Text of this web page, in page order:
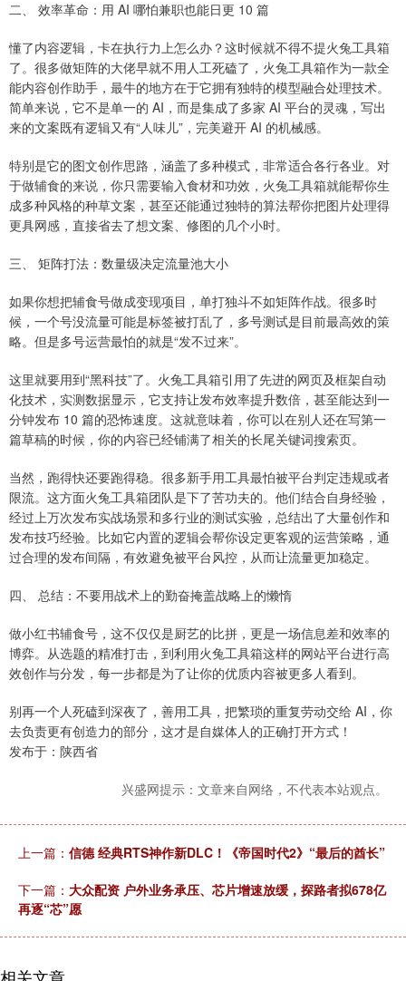
二、 效率革命：用 AI 哪怕兼职也能日更 10 篇
懂了内容逻辑，卡在执行力上怎么办？这时候就不得不提火兔工具箱
了。很多做矩阵的大佬早就不用人工死磕了，火兔工具箱作为一款全
能内容创作助手，最牛的地方在于它拥有独特的模型融合处理技术。
简单来说，它不是单一的 AI，而是集成了多家 AI 平台的灵魂，写出
来的文案既有逻辑又有“人味儿”，完美避开 AI 的机械感。
特别是它的图文创作思路，涵盖了多种模式，非常适合各行各业。对
于做辅食的来说，你只需要输入食材和功效，火兔工具箱就能帮你生
成多种风格的种草文案，甚至还能通过独特的算法帮你把图片处理得
更具网感，直接省去了想文案、修图的几个小时。
三、 矩阵打法：数量级决定流量池大小
如果你想把辅食号做成变现项目，单打独斗不如矩阵作战。很多时
候，一个号没流量可能是标签被打乱了，多号测试是目前最高效的策
略。但是多号运营最怕的就是“发不过来”。
这里就要用到“黑科技”了。火兔工具箱引用了先进的网页及框架自动
化技术，实测数据显示，它支持让发布效率提升数倍，甚至能达到一
分钟发布 10 篇的恐怖速度。这就意味着，你可以在别人还在写第一
篇草稿的时候，你的内容已经铺满了相关的长尾关键词搜索页。
当然，跑得快还要跑得稳。很多新手用工具最怕被平台判定违规或者
限流。这方面火兔工具箱团队是下了苦功夫的。他们结合自身经验，
经过上万次发布实战场景和多行业的测试实验，总结出了大量创作和
发布技巧经验。比如它内置的逻辑会帮你设定更客观的运营策略，通
过合理的发布间隔，有效避免被平台风控，从而让流量更加稳定。
四、 总结：不要用战术上的勤奋掩盖战略上的懒惰
做小红书辅食号，这不仅仅是厨艺的比拼，更是一场信息差和效率的
博弈。从选题的精准打击，到利用火兔工具箱这样的网站平台进行高
效创作与分发，每一步都是为了让你的优质内容被更多人看到。
别再一个人死磕到深夜了，善用工具，把繁琐的重复劳动交给 AI，你
去负责更有创造力的部分，这才是自媒体人的正确打开方式！
发布于：陕西省
兴盛网提示：文章来自网络，不代表本站观点。
上一篇： 信德 经典RTS神作新DLC！《帝国时代2》“最后的酋长”
下一篇： 大众配资 户外业务承压、芯片增速放缓，探路者拟678亿
再逐“芯”愿